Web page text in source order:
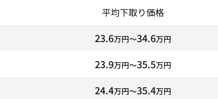
平均下取り価格
23.6万円〜34.6万円
23.9万円〜35.5万円
24.4万円〜35.4万円